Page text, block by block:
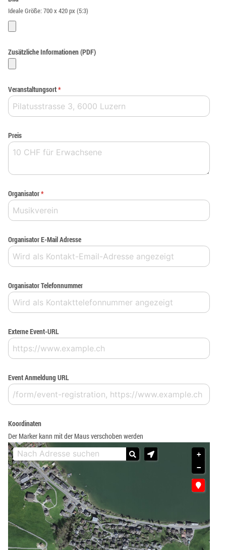
Ideale Größe: 700 x 420 px (5:3)
Zusätzliche Informationen (PDF)
Veranstaltungsort*
Preis
Organisator*
Organisator E-Mail Adresse
Organisator Telefonnummer
Externe Event-URL
Event Anmeldung URL
Koordinaten
Der Marker kann mit der Maus verschoben werden
+
−